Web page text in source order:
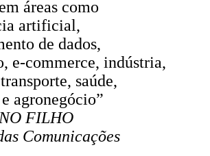
áreas como
artificial,
de dados,
e-commerce, indústria,
saúde,
agronegócio”
FILHO
Comunicações